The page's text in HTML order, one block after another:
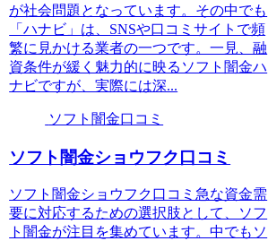
が社会問題となっています。その中でも
「ハナビ」は、SNSや口コミサイトで頻
繁に見かける業者の一つです。一見、融
資条件が緩く魅力的に映るソフト闇金ハ
ナビですが、実際には深...
ソフト闇金口コミ
ソフト闇金ショウフク口コミ
ソフト闇金ショウフク口コミ急な資金需
要に対応するための選択肢として、ソフ
ト闇金が注目を集めています。中でもソ